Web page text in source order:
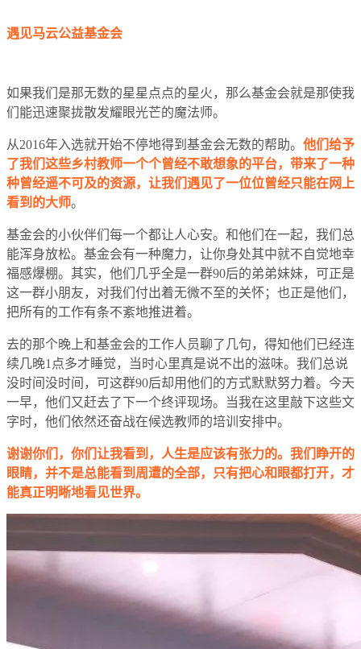
遇见马云公益基金会
如果我们是那无数的星星点点的星火，那么基金会就是那使我
们能迅速聚拢散发耀眼光芒的魔法师。
从2016年入选就开始不停地得到基金会无数的帮助。 他们给予
了我们这些乡村教师一个个曾经不敢想象的平台，带来了一种
种曾经遥不可及的资源，让我们遇见了一位位曾经只能在网上
看到的大师。
基金会的小伙伴们每一个都让人心安。和他们在一起，我们总
能浑身放松。基金会有一种魔力，让你身处其中就不自觉地幸
福感爆棚。其实，他们几乎全是一群90后的弟弟妹妹，可正是
这一群小朋友，对我们付出着无微不至的关怀；也正是他们，
把所有的工作有条不紊地推进着。
去的那个晚上和基金会的工作人员聊了几句，得知他们已经连
续几晚1点多才睡觉，当时心里真是说不出的滋味。我们总说
没时间没时间，可这群90后却用他们的方式默默努力着。今天
一早，他们又赶去了下一个终评现场。当我在这里敲下这些文
字时，他们依然还奋战在候选教师的培训安排中。
谢谢你们，你们让我看到，人生是应该有张力的。我们睁开的
眼睛，并不是总能看到周遭的全部，只有把心和眼都打开，才
能真正明晰地看见世界。